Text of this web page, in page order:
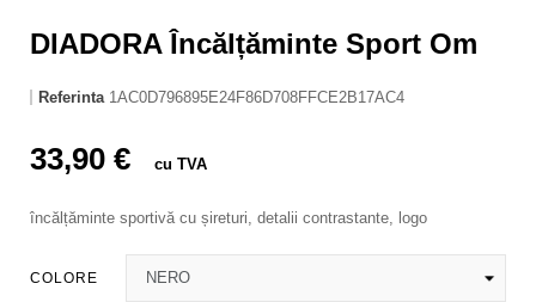
DIADORA Încălțăminte Sport Om
Referinta 1AC0D796895E24F86D708FFCE2B17AC4
33,90 € cu TVA
încălțăminte sportivă cu șireturi, detalii contrastante, logo
COLORE